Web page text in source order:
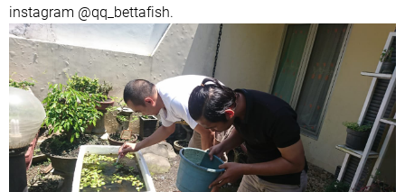
instagram @qq_bettafish.